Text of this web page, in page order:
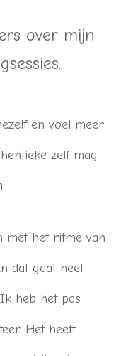
over mijn
en voel meer
zelf mag
met het ritme van
dat gaat heel
heb het pas
Het heeft